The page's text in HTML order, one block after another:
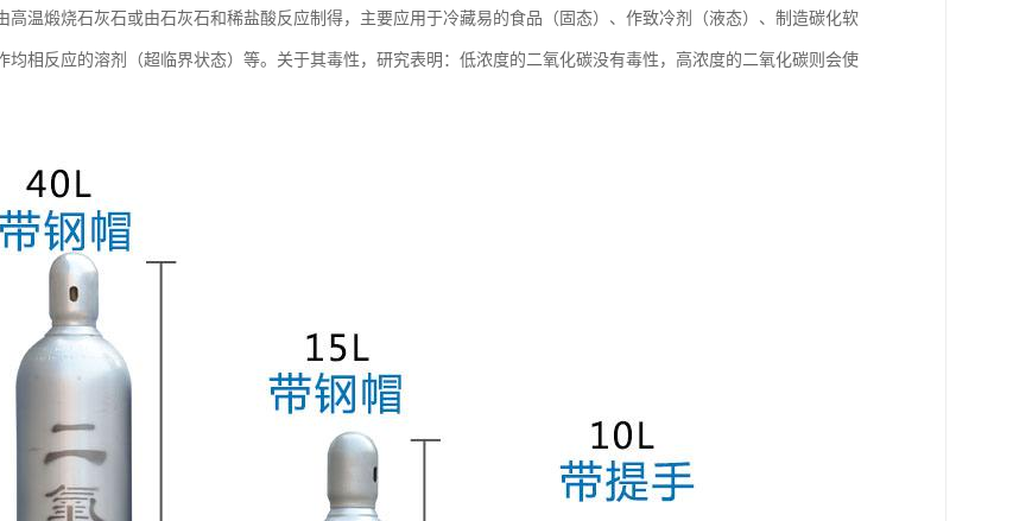
高温煅烧石灰石或由石灰石和稀盐酸反应制得，主要应用于冷藏易的食品（固态）、作致冷剂（液态）、制造碳化软
均相反应的溶剂（超临界状态）等。关于其毒性，研究表明：低浓度的二氧化碳没有毒性，高浓度的二氧化碳则会使